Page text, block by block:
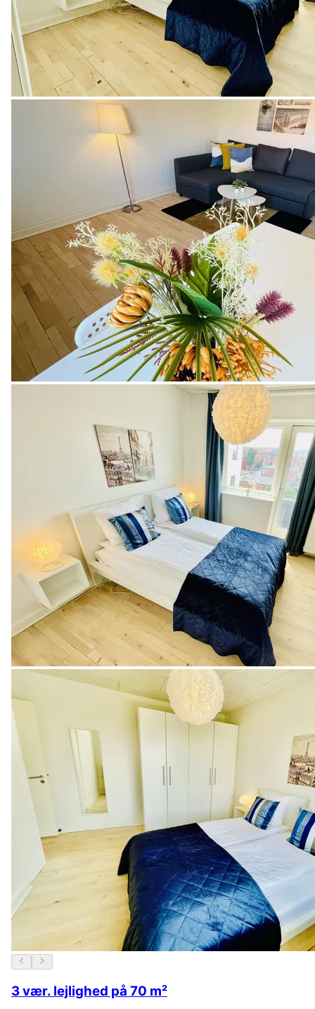
3 vær. lejlighed på 70 m²